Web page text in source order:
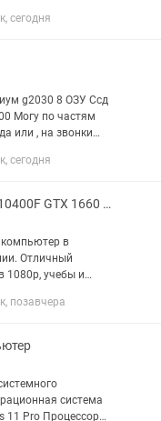
на...
сегодня
g2030 8 ОЗУ Ссд
сегодня
Игровой ПК i5-10400F GTX 1660 6GB 16GB RAM DDR4 500 SSD
в
Отличный
1080p, учебы и
GeForce GTX 1660
позавчера
система
11 Pro Процессор